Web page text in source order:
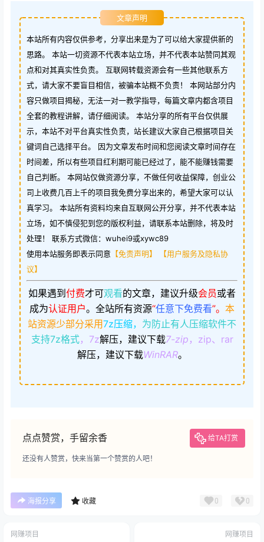
文章声明
本站所有内容仅供参考，分享出来是为了可以给大家提供新的
思路。 本站一切资源不代表本站立场，并不代表本站赞同其观
点和对其真实性负责。 互联网转载资源会有一些其他联系方
式，请大家不要盲目相信，被骗本站概不负责！ 本网站部分内
容只做项目揭秘，无法一对一教学指导，每篇文章内都含项目
全套的教程讲解，请仔细阅读。 本站分享的所有平台仅供展
示，本站不对平台真实性负责，站长建议大家自己根据项目关
键词自己选择平台。 因为文章发布时间和您阅读文章时间存在
时间差，所以有些项目红利期可能已经过了，能不能赚钱需要
自己判断。 本网站仅做资源分享，不做任何收益保障，创业公
司上收费几百上千的项目我免费分享出来的，希望大家可以认
真学习。 本站所有资料均来自互联网公开分享，并不代表本站
立场，如不慎侵犯到您的版权利益，请联系本站删除，将及时
处理！ 联系方式微信：wuhei9或xywc89
使用本站服务即表示同意 【免责声明】
【用户服务及隐私协
议】
如果遇到付费才可观看的文章，建议升级会员或者
成为认证用户。 全站所有资源“任意下免费看”。 本
站资源少部分采用7z压缩， 为防止有人压缩软件不
支持7z格式，7z解压，建议下载7-zip ，zip、rar
解压，建议下载WinRAR。
点点赞赏，手留余香 给TA打赏
还没有人赞赏，快来当第一个赞赏的人吧！
海报分享 收藏 0 0
网赚项目 网赚项目